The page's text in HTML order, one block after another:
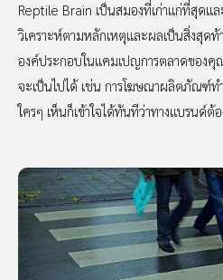
Reptile Brain เป็นสมองที่เก่าแก่ที่สุดแ
วิเคราะห์ตามหลักเหตุและผลเป็นสิ่งสุด
องค์ประกอบในแคมเปญการตลาดของคุ
จะเป็นไปได้ เช่น การโฆษณาผลิตภัณฑ์ท
ใครๆ เห็นก็เข้าใจได้ทันทีว่าทางแบรนด์ต้